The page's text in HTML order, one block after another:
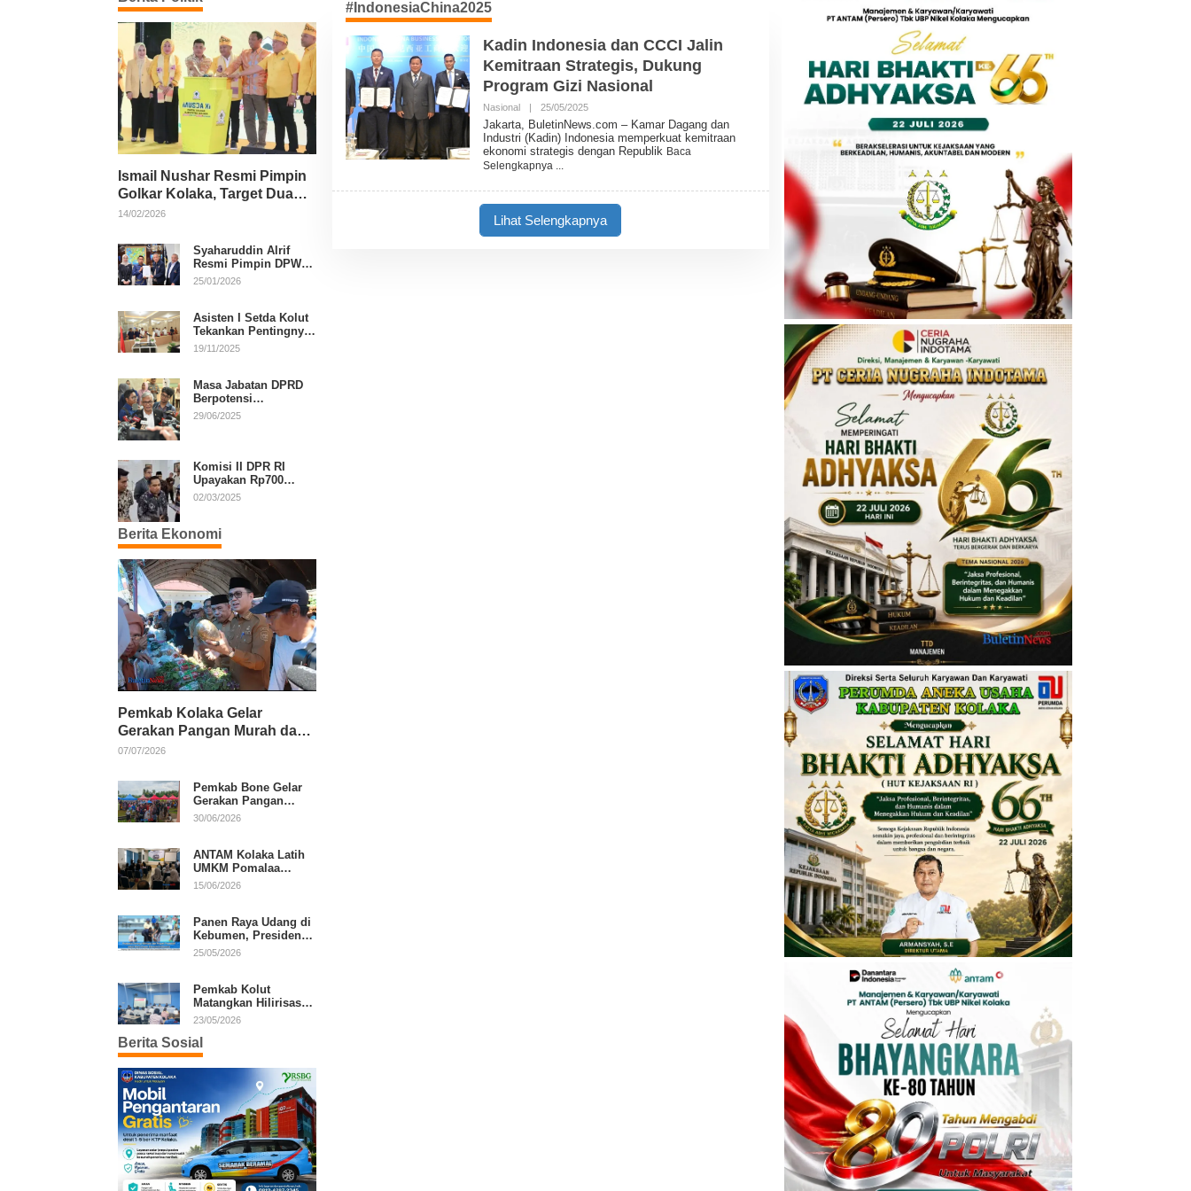
Ismail Nushar Resmi Pimpin
Golkar Kolaka, Target Dua
Kursi per Dapil
14/02/2026
Syaharuddin Alrif
Resmi Pimpin DPW
NasDem Sulsel
25/01/2026
Asisten I Setda Kolut
Tekankan Pentingnya
Pendidikan Politik
19/11/2025
Masa Jabatan DPRD
Berpotensi
Diperpanjang, Aria
29/06/2025
Komisi II DPR RI
Upayakan Rp700
Miliar dari APBN
Putusan MK
02/03/2025
Berita Ekonomi
Pemkab Kolaka Gelar
Gerakan Pangan Murah dan
Salurkan Pupuk Organik
07/07/2026
Pemkab Bone Gelar
Gerakan Pangan
Murah, Warga Serbu
30/06/2026
ANTAM Kolaka Latih
UMKM Pomalaa
Kembangkan Produk
15/06/2026
Panen Raya Udang di
Kebumen, Presiden
Prabowo Tekankan
25/05/2026
Pemkab Kolut
Matangkan Hilirisasi
Kakao dan Kelapa,
Daerah
23/05/2026
Berita Sosial
#IndonesiaChina2025
Kadin Indonesia dan CCCI Jalin
Kemitraan Strategis, Dukung
Program Gizi Nasional
Nasional | 25/05/2025O
E
H
B
E
T
I
N
Jakarta, BuletinNews.com – Kamar Dagang dan
Industri (Kadin) Indonesia memperkuat kemitraan
ekonomi strategis dengan Republik Baca
Selengkapnya
Lihat Selengkapnya